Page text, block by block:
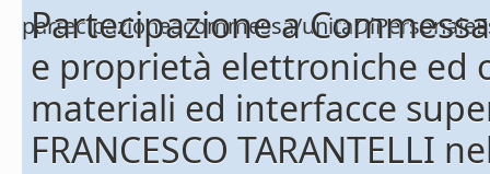
partecipazioneacommessa/
Partecipazione a
e proprietà elettroniche ed
materiali ed interfacce
FRANCESCO TARANTELLI